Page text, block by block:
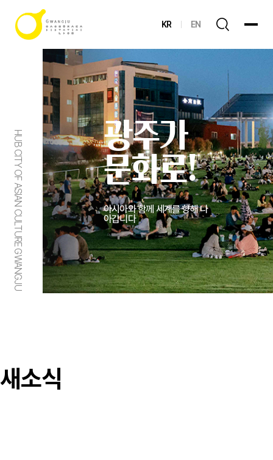
KR EN
HUB CITY OF ASIAN CULTURE GWANGJU
광주가
문화로!
아시아와 함께 세계를 향해 나
아갑니다
새소식